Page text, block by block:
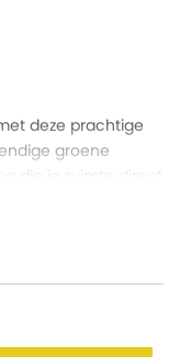
deze prachtige
groene
bladeren
decoratie.
te creëren zonder